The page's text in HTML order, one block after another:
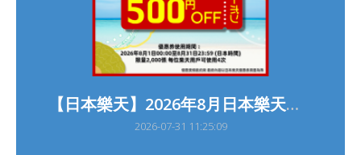
【日本樂天】2026年8月日本樂天轉運優惠
2026-07-31 11:25:09